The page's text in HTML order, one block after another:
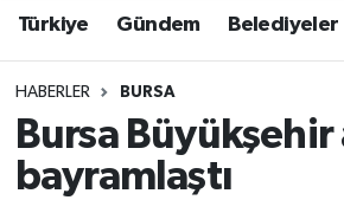
Türkiye Gündem Belediyeler
HABERLER BURSA
Bursa Büyükşehir
bayramlaştı
Süper Lig Puan Durumu ve
Tüm Manşetler
Son Dakika Haberleri